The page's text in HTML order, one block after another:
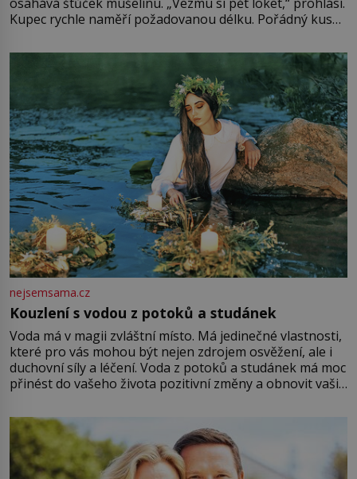
osahává štůček mušelínu. „Vezmu si pět loket,“ prohlásí.
Kupec rychle naměří požadovanou délku. Pořádný kus
milostpaní. Stačí jenom na sukni,“ zhodnotí švadlena
množství růžového mušelínu. „Ošidili vás, podívejte.“
Vezme do ruky dřevěnou
nejsemsama.cz
Kouzlení s vodou z potoků a studánek
Voda má v magii zvláštní místo. Má jedinečné vlastnosti,
které pro vás mohou být nejen zdrojem osvěžení, ale i
duchovní síly a léčení. Voda z potoků a studánek má moc
přinést do vašeho života pozitivní změny a obnovit vaši
můžete obohatit své rituály a přinést do svého života
větší harmonii a klid. Je důležité